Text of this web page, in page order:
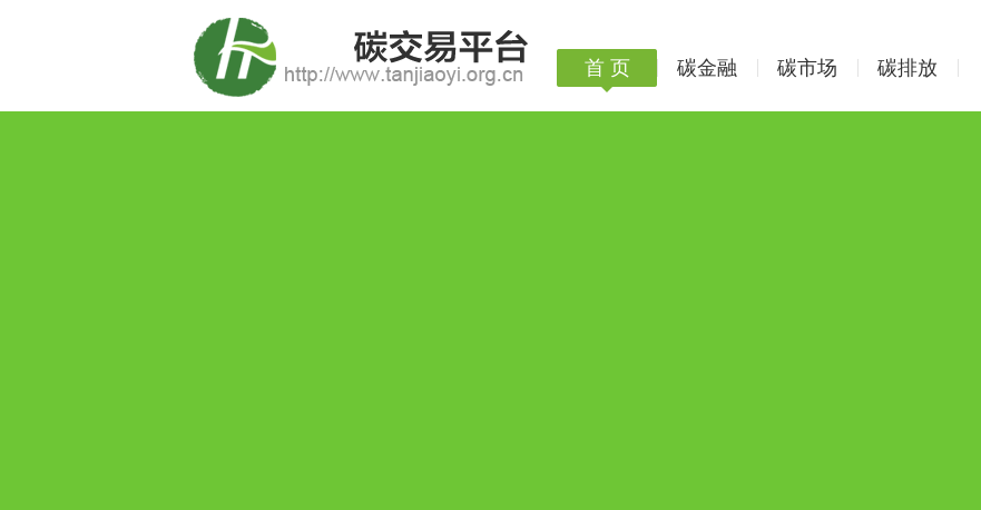
首 页 碳金融 碳市场 碳排放